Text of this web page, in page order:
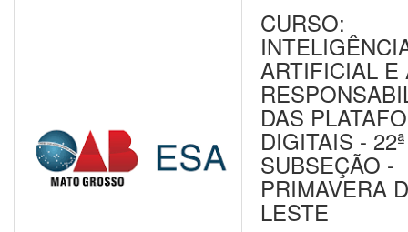
CURSO:
ARTIFICIAL E
DAS
DIGITAIS - 22ª
SUBSEÇÃO -
PRIMAVERA
LESTE